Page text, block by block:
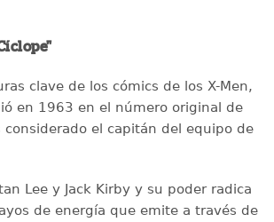
clave de los cómics de los X-Men,
en 1963 en el número original de
considerado el capitán del equipo de
Lee y Jack Kirby y su poder radica
de energía que emite a través de